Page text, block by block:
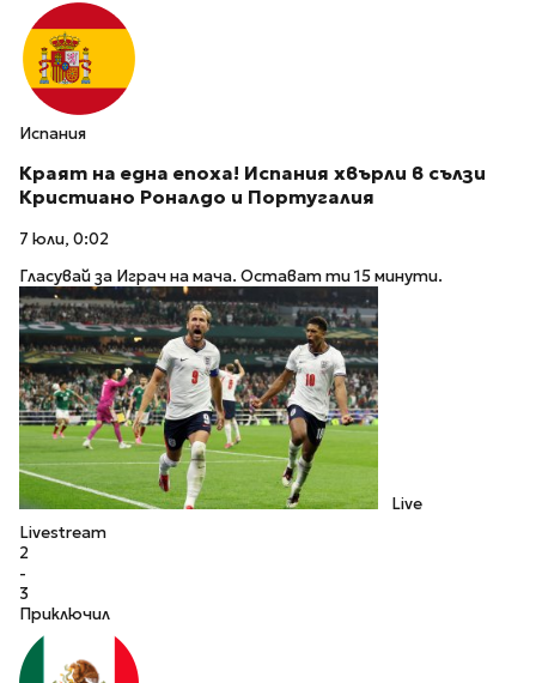
Испания
Краят на една епоха! Испания хвърли в сълзи
Кристиано Роналдо и Португалия
7 юли, 0:02
Гласувай за Играч на мача. Остават ти 15 минути.
Live
Livestream
2
-
3
Приключил